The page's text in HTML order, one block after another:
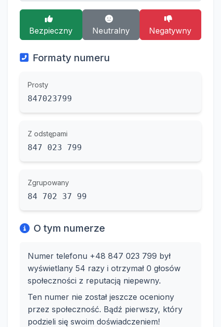
Bezpieczny Neutralny Negatywny
Formaty numeru
Prosty
847023799
Z odstępami
847 023 799
Zgrupowany
84 702 37 99
O tym numerze
Numer telefonu +48 847 023 799 był
wyświetlany 54 razy i otrzymał 0 głosów
społeczności z reputacją niepewny.
Ten numer nie został jeszcze oceniony
przez społeczność. Bądź pierwszy, który
podzieli się swoim doświadczeniem!